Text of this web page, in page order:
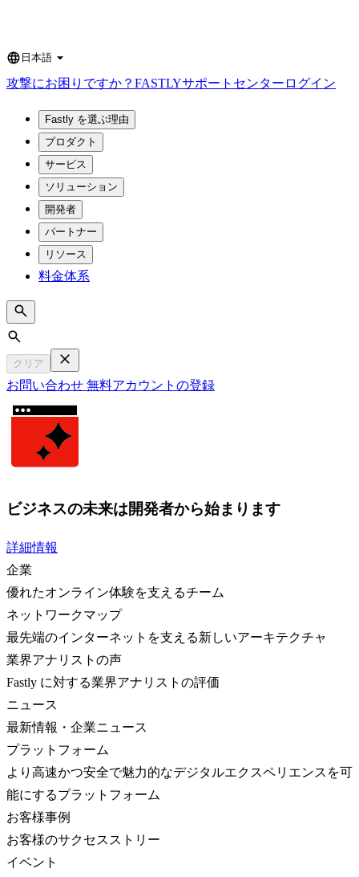
Language
日本語
攻撃にお困りですか？ FASTLYサポートセンター ログイン
Fastly を選ぶ理由
プロダクト
サービス
ソリューション
開発者
パートナー
リソース
料金体系
Search
クリア
お問い合わせ 無料アカウントの登録
ビジネスの未来は開発者から始まります
詳細情報
企業
優れたオンライン体験を支えるチーム
ネットワークマップ
最先端のインターネットを支える新しいアーキテクチャ
業界アナリストの声
Fastly に対する業界アナリストの評価
ニュース
最新情報・企業ニュース
プラットフォーム
より高速かつ安全で魅力的なデジタルエクスペリエンスを可
能にするプラットフォーム
お客様事例
お客様のサクセスストリー
イベント